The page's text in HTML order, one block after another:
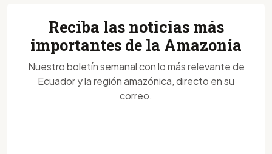
Reciba las noticias más
importantes de la Amazonía
Nuestro boletín semanal con lo más relevante de
Ecuador y la región amazónica, directo en su
correo.